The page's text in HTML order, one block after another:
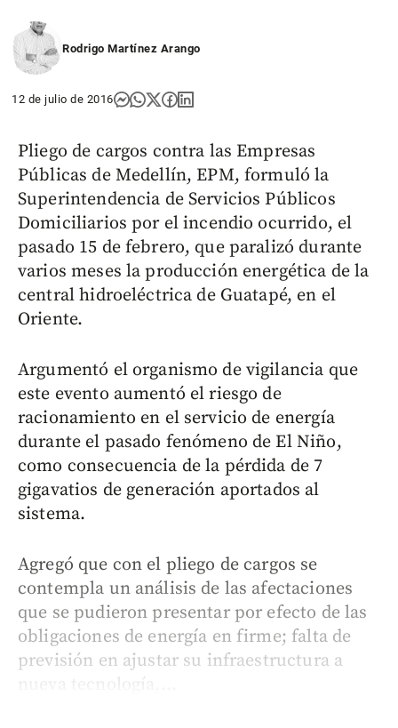
Rodrigo Martínez Arango
12 de julio de 2016
Pliego de cargos contra las Empresas
Públicas de Medellín, EPM, formuló la
Superintendencia de Servicios Públicos
Domiciliarios por el incendio ocurrido, el
pasado 15 de febrero, que paralizó durante
varios meses la producción energética de la
central hidroeléctrica de Guatapé, en el
Oriente.
Argumentó el organismo de vigilancia que
este evento aumentó el riesgo de
racionamiento en el servicio de energía
durante el pasado fenómeno de El Niño,
como consecuencia de la pérdida de 7
gigavatios de generación aportados al
sistema.
Agregó que con el pliego de cargos se
contempla un análisis de las afectaciones
que se pudieron presentar por efecto de las
obligaciones de energía en firme; falta de
previsión en ajustar su infraestructura a
nueva tecnología,...